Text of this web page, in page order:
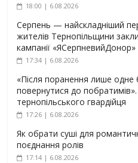
18:00 | 6.08.2026
Серпень — найскладніший
жителів Тернопільщини
кампанії «ЯСерпневийДонор»
17:34 | 6.08.2026
«Після поранення лише одне
повернутися до
тернопільського гвардійця
17:26 | 6.08.2026
Як обрати суші для
поєднання ролів
17:14 | 6.08.2026